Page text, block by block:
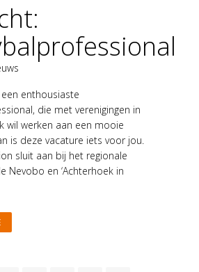
enthousiaste
die met verenigingen in
wil werken aan een mooie
is deze vacature iets voor jou.
sluit aan bij het regionale
Nevobo en ‘Achterhoek in